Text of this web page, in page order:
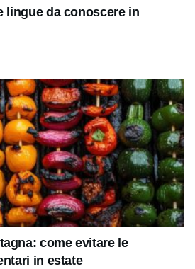
lingue da conoscere in
come evitare le
in estate